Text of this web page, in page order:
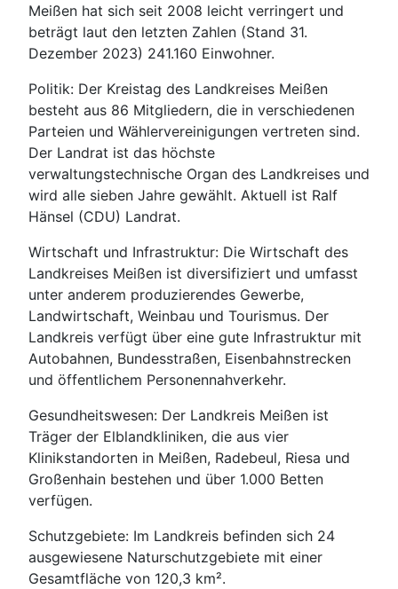
Meißen hat sich seit 2008 leicht verringert und
beträgt laut den letzten Zahlen (Stand 31.
Dezember 2023) 241.160 Einwohner.
Politik: Der Kreistag des Landkreises Meißen
besteht aus 86 Mitgliedern, die in verschiedenen
Parteien und Wählervereinigungen vertreten sind.
Der Landrat ist das höchste
verwaltungstechnische Organ des Landkreises und
wird alle sieben Jahre gewählt. Aktuell ist Ralf
Hänsel (CDU) Landrat.
Wirtschaft und Infrastruktur: Die Wirtschaft des
Landkreises Meißen ist diversifiziert und umfasst
unter anderem produzierendes Gewerbe,
Landwirtschaft, Weinbau und Tourismus. Der
Landkreis verfügt über eine gute Infrastruktur mit
Autobahnen, Bundesstraßen, Eisenbahnstrecken
und öffentlichem Personennahverkehr.
Gesundheitswesen: Der Landkreis Meißen ist
Träger der Elblandkliniken, die aus vier
Klinikstandorten in Meißen, Radebeul, Riesa und
Großenhain bestehen und über 1.000 Betten
verfügen.
Schutzgebiete: Im Landkreis befinden sich 24
ausgewiesene Naturschutzgebiete mit einer
Gesamtfläche von 120,3 km².